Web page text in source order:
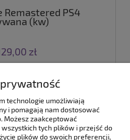
Remastered PS4
(kw)
zł
do koszyka
4 5 ... 101
technologie umożliwiają
i pomagają nam dostosować
Możesz zaakceptować
tych plików i przejść do
plików do swoich preferencji,